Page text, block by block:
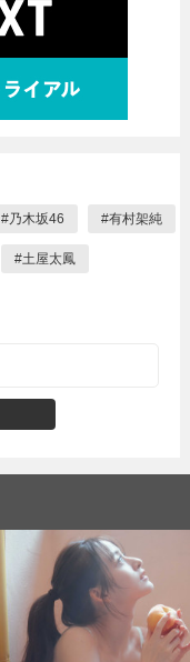
#乃木坂46 #有村架純
#土屋太鳳